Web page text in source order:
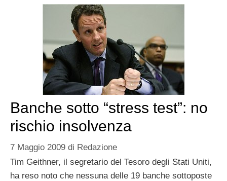
Banche sotto “stress test”: no
rischio insolvenza
7 Maggio 2009 di Redazione
Tim Geithner, il segretario del Tesoro degli Stati Uniti,
ha reso noto che nessuna delle 19 banche sottoposte